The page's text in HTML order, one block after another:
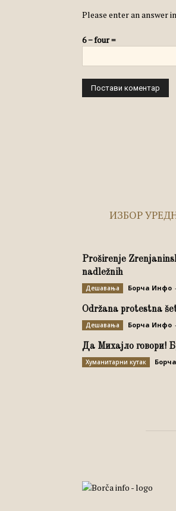
Please enter an answer
6 − four =
ИЗБОР
Proširenje
nadležnih
Дешавања Борча Инфо -
Održana protestna
Дешавања Борча Инфо -
Да Михајло говори!
Хуманитарни кутак